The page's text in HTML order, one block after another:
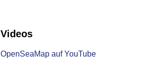
Videos
OpenSeaMap auf YouTube